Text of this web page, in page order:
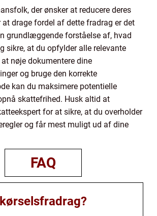
der ønsker at reducere deres
at drage fordel af dette fradrag er det
grundlæggende forståelse af, hvad
sikre, at du opfylder alle relevante
at nøje dokumentere dine
og bruge den korrekte
kan du maksimere potentielle
skattefrihed. Husk altid at
for at sikre, at du overholder
og får mest muligt ud af dine
FAQ